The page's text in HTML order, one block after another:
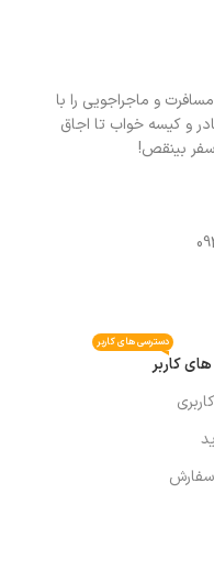
و ماجراجویی را با
و کیسه خواب تا اجاق
بینقص!
کاربر
دسترسی های کاربر
سفارش